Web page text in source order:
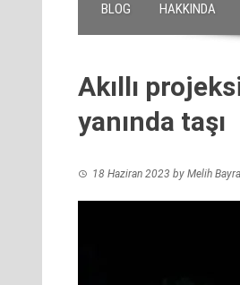
BLOG HAKKINDA
Akıllı
yanında taşı
18 Haziran 2023 by Melih